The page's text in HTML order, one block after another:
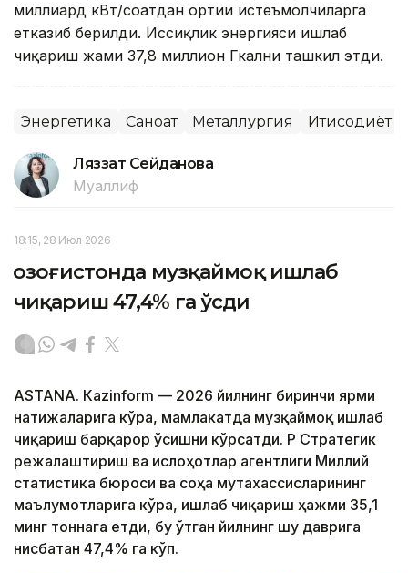
миллиард кВт/соатдан ортиғи истеъмолчиларга
етказиб берилди. Иссиқлик энергияси ишлаб
чиқариш жами 37,8 миллион Гкални ташкил этди.
Энергетика Саноат Металлургия Иқтисодиёт
Ляззат Сейданова
Муаллиф
18:15, 28 Июл 2026
Қозоғистонда музқаймоқ ишлаб
чиқариш 47,4% га ўсди
ASTANА. Каzinform — 2026 йилнинг биринчи ярми
натижаларига кўра, мамлакатда музқаймоқ ишлаб
чиқариш барқарор ўсишни кўрсатди. ҚР Стратегик
режалаштириш ва ислоҳотлар агентлиги Миллий
статистика бюроси ва соҳа мутахассисларининг
маълумотларига кўра, ишлаб чиқариш ҳажми 35,1
минг тоннага етди, бу ўтган йилнинг шу даврига
нисбатан 47,4% га кўп.